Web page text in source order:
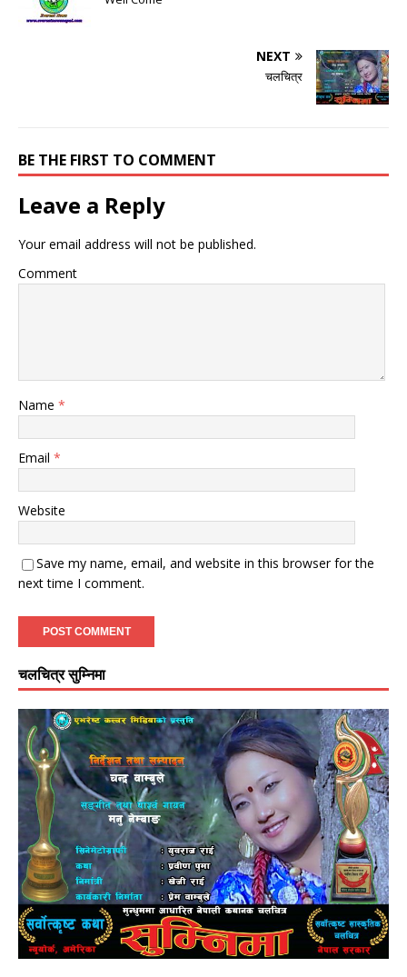
NEXT
चलचित्र
BE THE FIRST TO COMMENT
Leave a Reply
Your email address will not be published.
Comment
Name *
Email *
Website
Save my name, email, and website in this browser for the
next time I comment.
चलचित्र सुम्निमा